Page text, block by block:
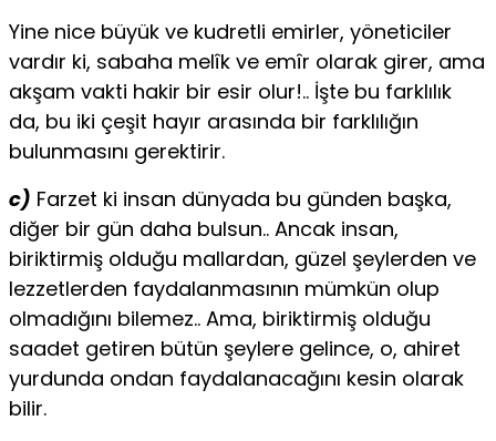
Yine nice büyük ve kudretli emirler, yöneticiler
vardır ki, sabaha melîk ve emîr olarak girer, ama
akşam vakti hakir bir esir olur!.. İşte bu farklılık
da, bu iki çeşit hayır arasında bir farklılığın
bulunmasını gerektirir.
c) Farzet ki insan dünyada bu günden başka,
diğer bir gün daha bulsun.. Ancak insan,
biriktirmiş olduğu mallardan, güzel şeylerden ve
lezzetlerden faydalanmasının mümkün olup
olmadığını bilemez.. Ama, biriktirmiş olduğu
saadet getiren bütün şeylere gelince, o, ahiret
yurdunda ondan faydalanacağını kesin olarak
bilir.